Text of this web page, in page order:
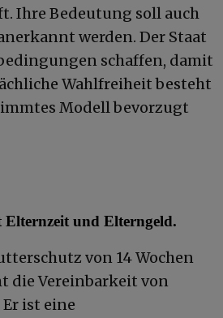
Ihre Bedeutung soll auch
werden. Der Staat
schaffen, damit
Wahlfreiheit besteht
Modell bevorzugt
Elternzeit und Elterngeld.
von 14 Wochen
die Vereinbarkeit von
ist eine